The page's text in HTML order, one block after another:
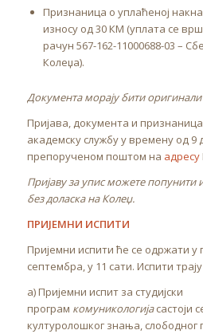
Признаница о уплаћеној
износу од 30 КМ (уплата се
рачун 567-162-11000688-03 –
Колеџа).
Документа морају бити оригинали
Пријава, документа и
академску службу у времену од 9
препорученом поштом на адресу
Пријаву за упис можете попунити
без доласка на Колеџ.
ПРИЈЕМНИ ИСПИТИ
Пријемни испити ће се одржати у
септембра, у 11 сати. Испити
а) Пријемни испит за студијски
програм комуникологијасастоји
културолошког знања, слободног